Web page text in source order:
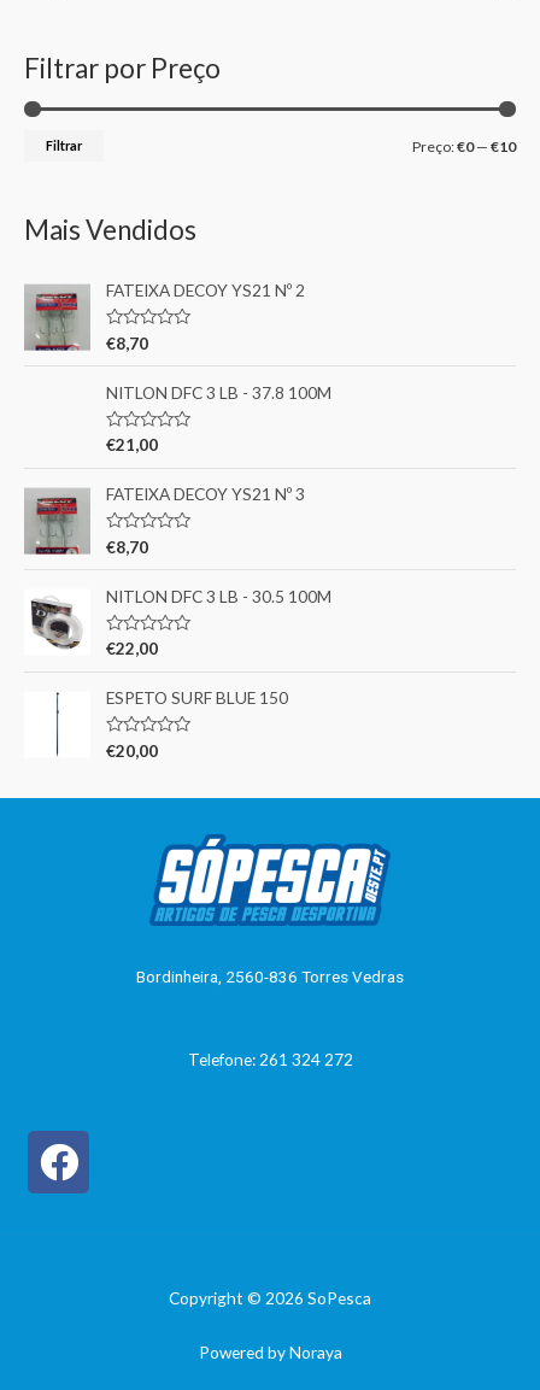
Filtrar por Preço
Filtrar Preço:€0— €10
Mais Vendidos
FATEIXA DECOY YS21 Nº 2
A
l
i
a
ã
d
e
5
€8,70
NITLON DFC 3 LB - 37.8 100M
A
l
i
a
ã
d
e
5
€21,00
FATEIXA DECOY YS21 Nº 3
A
l
i
a
ã
d
e
5
€8,70
NITLON DFC 3 LB - 30.5 100M
A
l
i
a
ã
d
€22,00
ESPETO SURF BLUE 150
A
l
€20,00
Bordinheira, 2560-836 Torres Vedras
Telefone: 261 324 272
Copyright © 2026 SoPesca
Powered by Noraya